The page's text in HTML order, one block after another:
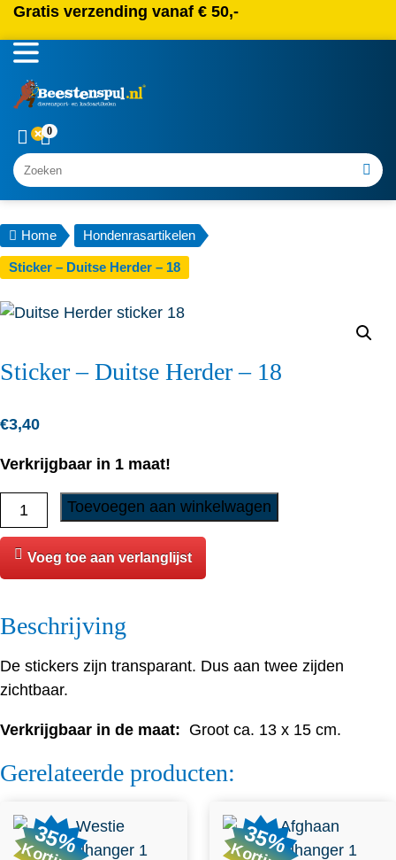
Gratis verzending vanaf € 50,-
0
Zoeken
Home Hondenrasartikelen
Sticker – Duitse Herder – 18
Sticker – Duitse Herder – 18
€3,40
Verkrijgbaar in 1 maat!
Sticker
-
Duitse
Herder
18
Toevoegen aan winkelwagen
Voeg toe aan verlanglijst
Beschrijving
De stickers zijn transparant. Dus aan twee zijden
zichtbaar.
Verkrijgbaar in de maat: Groot ca. 13 x 15 cm.
Gerelateerde producten:
35% 35%